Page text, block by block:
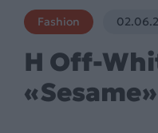
Fashion
Η Off-